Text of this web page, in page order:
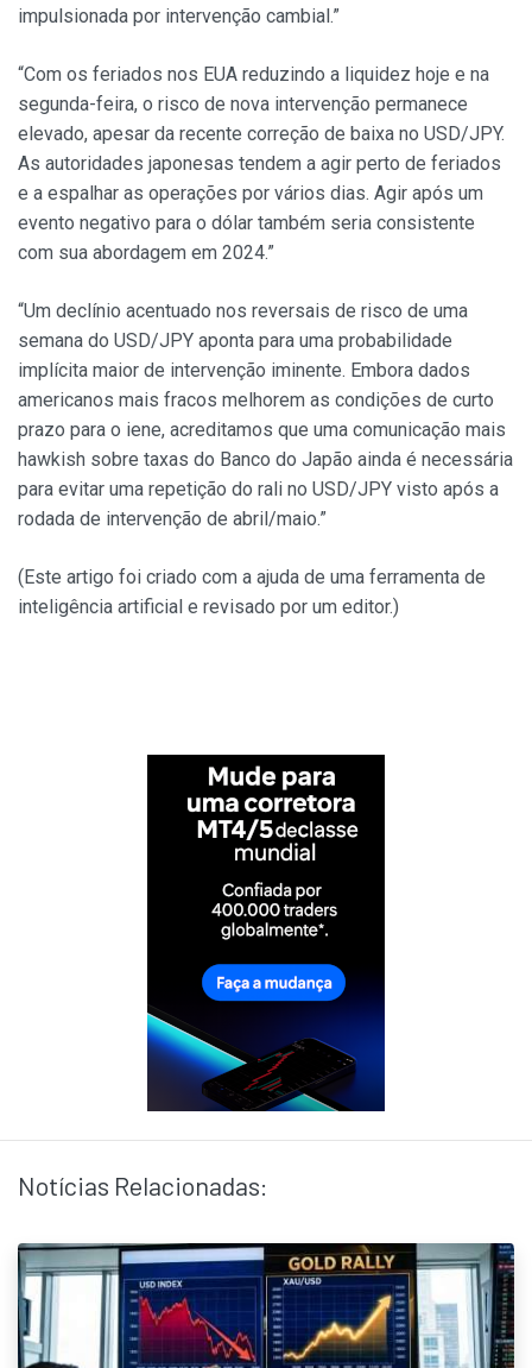
impulsionada por intervenção cambial.”
“Com os feriados nos EUA reduzindo a liquidez hoje e na
segunda-feira, o risco de nova intervenção permanece
elevado, apesar da recente correção de baixa no USD/JPY.
As autoridades japonesas tendem a agir perto de feriados
e a espalhar as operações por vários dias. Agir após um
evento negativo para o dólar também seria consistente
com sua abordagem em 2024.”
“Um declínio acentuado nos reversais de risco de uma
semana do USD/JPY aponta para uma probabilidade
implícita maior de intervenção iminente. Embora dados
americanos mais fracos melhorem as condições de curto
prazo para o iene, acreditamos que uma comunicação mais
hawkish sobre taxas do Banco do Japão ainda é necessária
para evitar uma repetição do rali no USD/JPY visto após a
rodada de intervenção de abril/maio.”
(Este artigo foi criado com a ajuda de uma ferramenta de
inteligência artificial e revisado por um editor.)
Notícias Relacionadas: